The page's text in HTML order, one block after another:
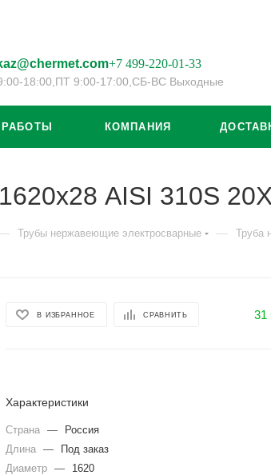
+7 499-220-01-33
18:00, ПТ 9:00-17:00, СБ-ВС Выходные
КОМПАНИЯ
AISI 310S
Трубы нержавеющие электросварные — Труба
В ИЗБРАННОЕ СРАВНИТЬ 31
Характеристики
Страна —
Россия
Длина
—
Под заказ
Диаметр
—
1620